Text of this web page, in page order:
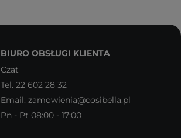
BIURO OBSŁUGI KLIENTA
Czat
Tel. 22 602 28 32
Email: zamowienia@cosibella.pl
Pn - Pt 08:00 - 17:00